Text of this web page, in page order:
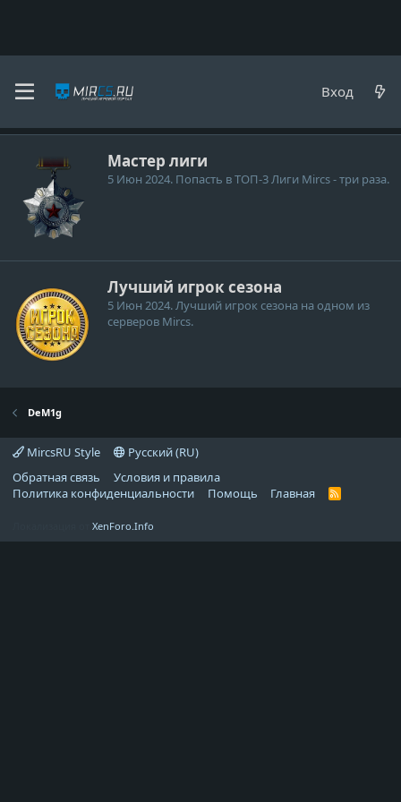
Вход
DeM1g
Мастер лиги
5 Июн 2024. Попасть в ТОП-3 Лиги Mircs - три раза.
Лучший игрок сезона
5 Июн 2024. Лучший игрок cезона на одном из
серверов Mircs.
DeM1g
MircsRU Style
Русский (RU)
Обратная связь
Условия и правила
Политика конфиденциальности
Помощь Главная
R
XenForo.Info